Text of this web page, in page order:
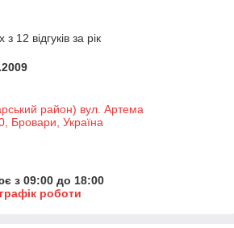
12 відгуків за рік
район) вул. Артема
Бровари, Україна
з 09:00 до 18:00
роботи